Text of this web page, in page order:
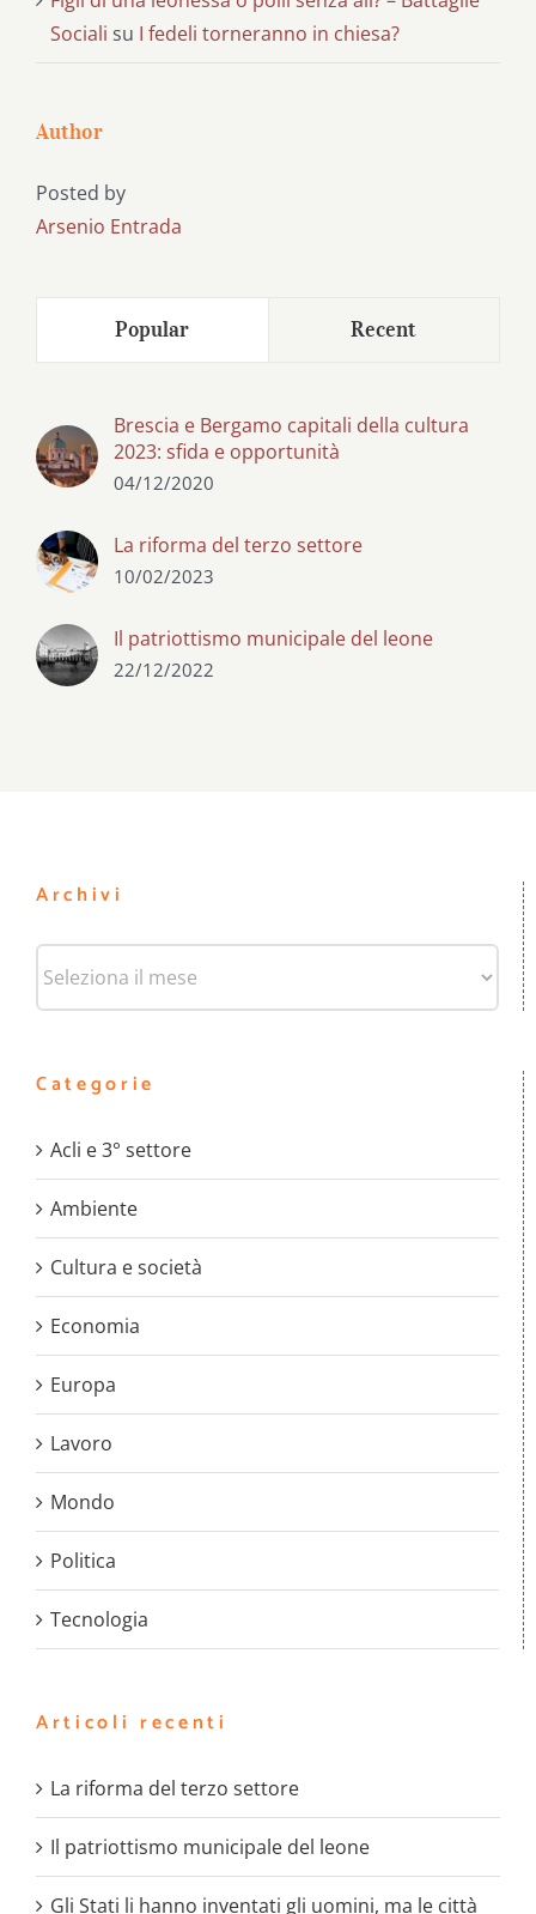
Sociali su I fedeli torneranno in chiesa?
Author
Posted by
Arsenio Entrada
Popular Recent
Brescia e Bergamo capitali della cultura
2023: sfida e opportunità
04/12/2020
La riforma del terzo settore
10/02/2023
Il patriottismo municipale del leone
22/12/2022
Archivi
Categorie
Acli e 3° settore
Ambiente
Cultura e società
Economia
Europa
Lavoro
Mondo
Politica
Tecnologia
Articoli recenti
La riforma del terzo settore
Il patriottismo municipale del leone
Gli Stati li hanno inventati gli uomini, ma le città